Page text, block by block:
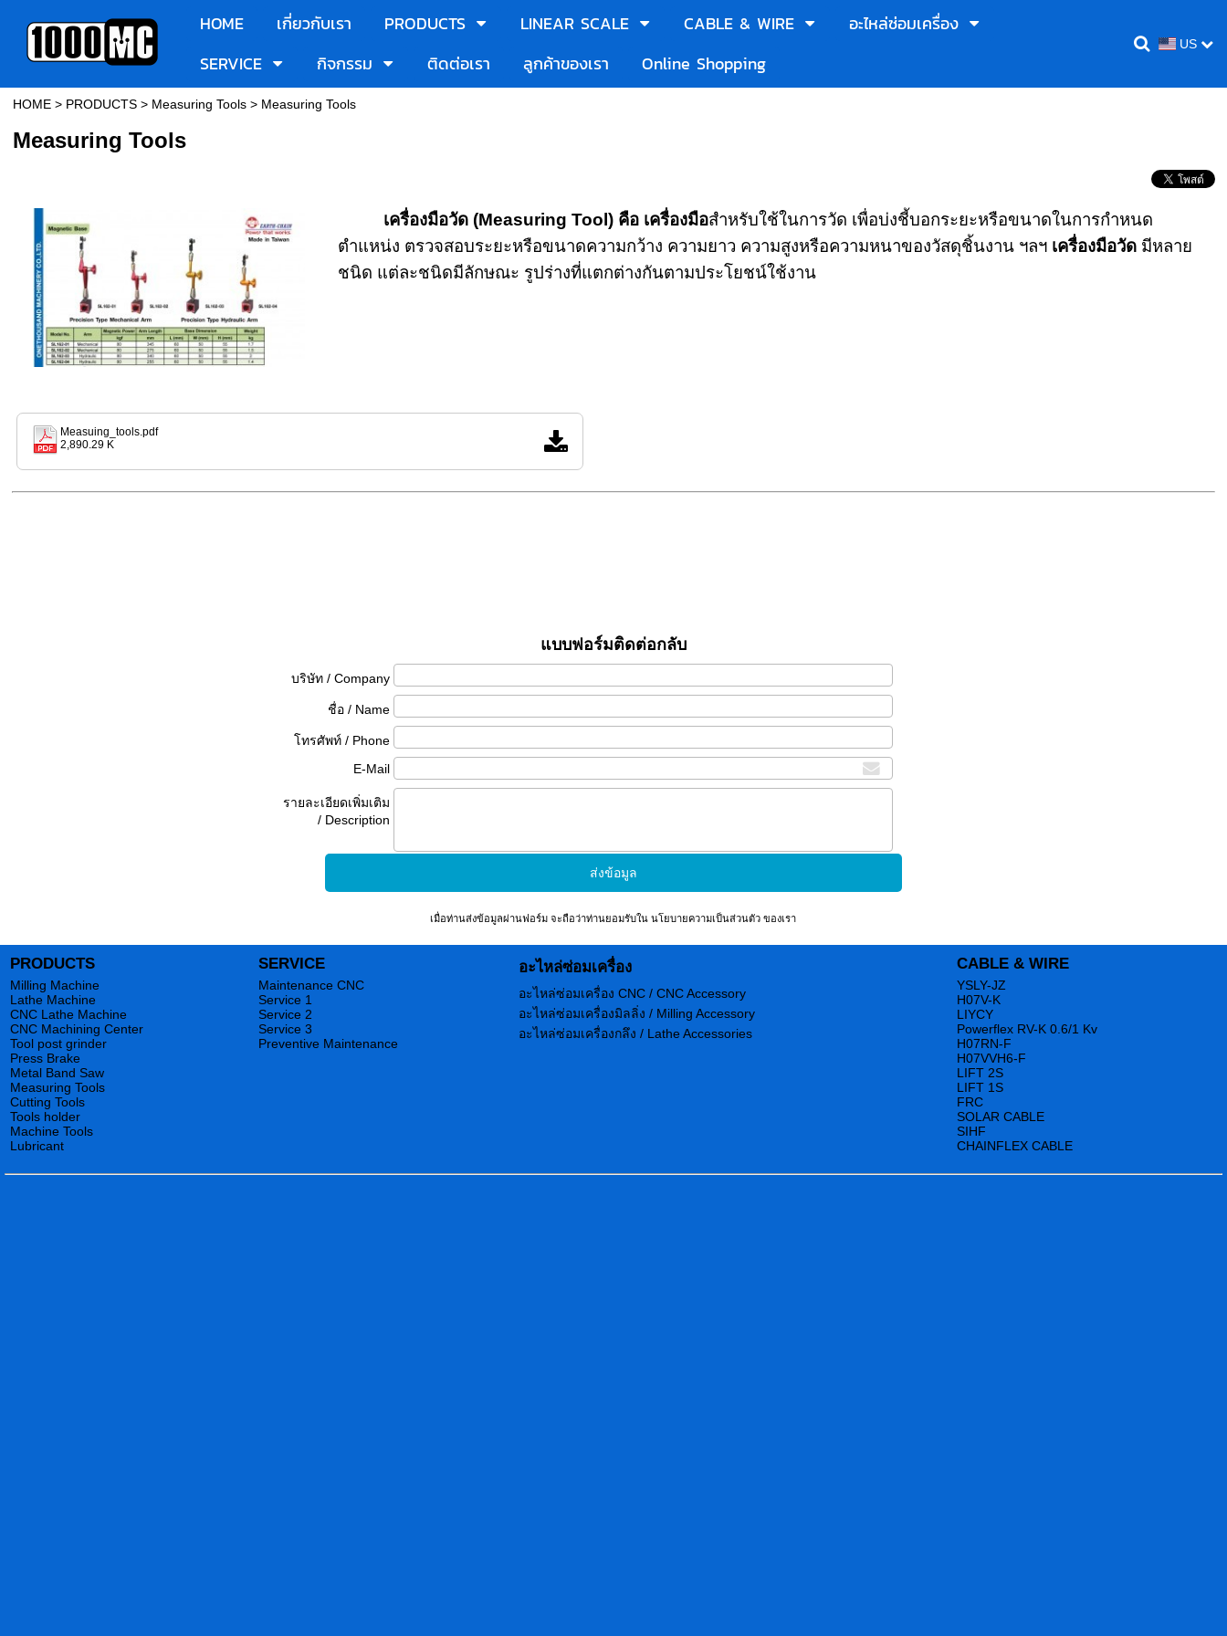
HOME เกี่ยวกับเรา PRODUCTS LINEAR SCALE CABLE & WIRE
อะไหล่ซ่อมเครื่อง
SERVICE
กิจกรรม ติดต่อเรา ลูกค้าของเรา Online Shopping
US
HOME> PRODUCTS> Measuring Tools> Measuring Tools
Measuring Tools
เครื่องมือวัด (Measuring Tool) คือ เครื่องมือสำหรับใช้ในการวัด เพื่อบ่งชี้บอกระยะหรือขนาดในการกำหนด
ตำแหน่ง ตรวจสอบระยะหรือขนาดความกว้าง ความยาว ความสูงหรือความหนาของวัสดุชิ้นงาน ฯลฯ เครื่องมือวัด มีหลาย
ชนิด แต่ละชนิดมีลักษณะ รูปร่างที่แตกต่างกันตามประโยชน์ใช้งาน
Measuing_tools.pdf
2,890.29 K
แบบฟอร์มติดต่อกลับ
บริษัท / Company
ชื่อ / Name
โทรศัพท์ / Phone
E-Mail
รายละเอียดเพิ่มเติม
/ Description
เมื่อท่านส่งข้อมูลผ่านฟอร์ม จะถือว่าท่านยอมรับในนโยบายความเป็นส่วนตัว ของเรา
PRODUCTS
Milling Machine
Lathe Machine
CNC Lathe Machine
CNC Machining Center
Tool post grinder
Press Brake
Metal Band Saw
Measuring Tools
Cutting Tools
Tools holder
Machine Tools
Lubricant
SERVICE
Maintenance CNC
Service 1
Service 2
Service 3
Preventive Maintenance
อะไหล่ซ่อมเครื่อง
อะไหล่ซ่อมเครื่อง CNC / CNC Accessory
อะไหล่ซ่อมเครื่องมิลลิ่ง / Milling Accessory
อะไหล่ซ่อมเครื่องกลึง / Lathe Accessories
CABLE & WIRE
YSLY-JZ
H07V-K
LIYCY
Powerflex RV-K 0.6/1 Kv
H07RN-F
H07VVH6-F
LIFT 2S
LIFT 1S
FRC
SOLAR CABLE
SIHF
CHAINFLEX CABLE